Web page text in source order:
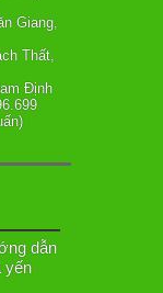
Giang,
Thất,
Định
dẫn
yến